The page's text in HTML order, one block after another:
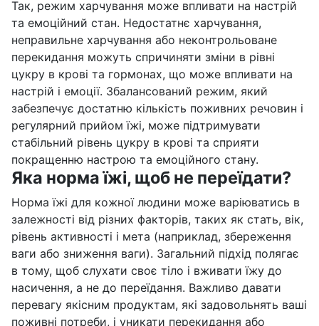
Так, режим харчування може впливати на настрій
та емоційний стан. Недостатнє харчування,
неправильне харчування або неконтрольоване
перекидання можуть спричиняти зміни в рівні
цукру в крові та гормонах, що може впливати на
настрій і емоції. Збалансований режим, який
забезпечує достатню кількість поживних речовин і
регулярний прийом їжі, може підтримувати
стабільний рівень цукру в крові та сприяти
покращенню настрою та емоційного стану.
Яка норма їжі, щоб не переїдати?
Норма їжі для кожної людини може варіюватись в
залежності від різних факторів, таких як стать, вік,
рівень активності і мета (наприклад, збереження
ваги або зниження ваги). Загальний підхід полягає
в тому, щоб слухати своє тіло і вживати їжу до
насичення, а не до переїдання. Важливо давати
перевагу якісним продуктам, які задовольнять ваші
поживні потреби, і уникати перекидання або